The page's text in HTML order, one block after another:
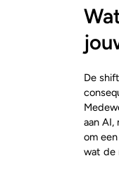
De
aan
om
wat de